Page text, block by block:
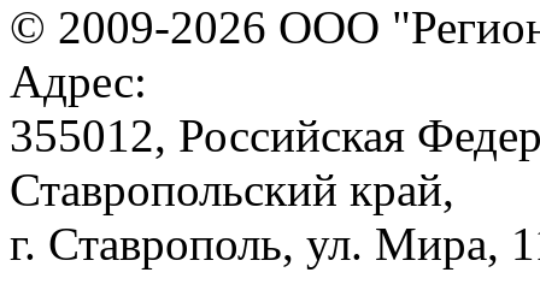
© 2009-2026 ООО
Адрес:
355012, Российская
Ставропольский край,
г. Ставрополь, ул. Мира,